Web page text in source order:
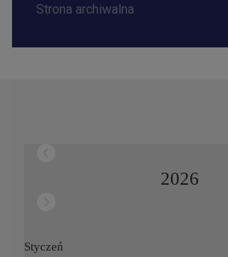
Strona archiwalna
2026
Styczeń